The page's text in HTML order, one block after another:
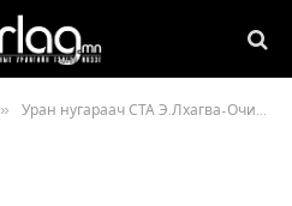
» Уран нугараач СТА Э.Лхагва-Очир: Эх орноос минь үнэтэй зүйл үгүй